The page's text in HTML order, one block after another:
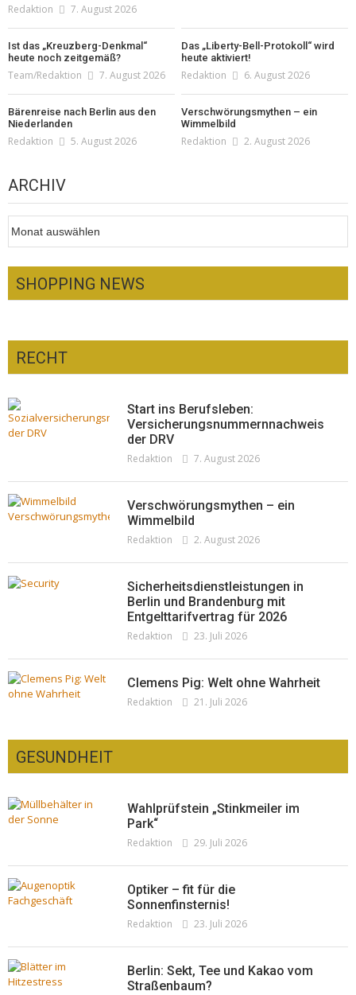
Redaktion 7. August 2026
Ist das „Kreuzberg-Denkmal“
heute noch zeitgemäß?
Team/Redaktion 7. August 2026
Das „Liberty-Bell-Protokoll“ wird
heute aktiviert!
Redaktion 6. August 2026
Bärenreise nach Berlin aus den
Niederlanden
Redaktion 5. August 2026
Verschwörungsmythen – ein
Wimmelbild
Redaktion 2. August 2026
ARCHIV
SHOPPING NEWS
Pepe Jeans London mit Summer Sale und
neuer Kollektion
Redaktion
Woher kommt der Honig? – Neue EU-
Regeln gelten 14. Juni
RECHT
Start ins Berufsleben:
Versicherungsnummernnachweis
der DRV
Redaktion 7. August 2026
Verschwörungsmythen – ein
Wimmelbild
Redaktion 2. August 2026
Sicherheitsdienstleistungen in
Berlin und Brandenburg mit
Entgelttarifvertrag für 2026
Redaktion 23. Juli 2026
Clemens Pig: Welt ohne Wahrheit
Redaktion 21. Juli 2026
GESUNDHEIT
Wahlprüfstein „Stinkmeiler im
Park“
Redaktion 29. Juli 2026
Optiker – fit für die
Sonnenfinsternis!
Redaktion 23. Juli 2026
Berlin: Sekt, Tee und Kakao vom
Straßenbaum?